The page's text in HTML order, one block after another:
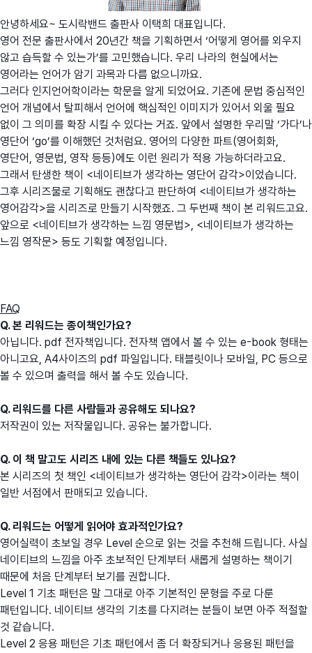
안녕하세요~ 도시락밴드 출판사 이택희 대표입니다.
영어 전문 출판사에서 20년간 책을 기획하면서 ‘어떻게 영어를 외우지
않고 습득할 수 있는가’를 고민했습니다. 우리 나라의 현실에서는
영어라는 언어가 암기 과목과 다름 없으니까요.
그러다 인지언어학이라는 학문을 알게 되었어요. 기존에 문법 중심적인
언어 개념에서 탈피해서 언어에 핵심적인 이미지가 있어서 외울 필요
없이 그 의미를 확장 시킬 수 있다는 거죠. 앞에서 설명한 우리말 ‘가다’나
영단어 ‘go’를 이해했던 것처럼요. 영어의 다양한 파트(영어회화,
영단어, 영문법, 영작 등등)에도 이런 원리가 적용 가능하더라고요.
그래서 탄생한 책이 <네이티브가 생각하는 영단어 감각>이었습니다.
그후 시리즈물로 기획해도 괜찮다고 판단하여 <네이티브가 생각하는
영어감각>을 시리즈로 만들기 시작했죠. 그 두번째 책이 본 리워드고요.
앞으로 <네이티브가 생각하는 느낌 영문법>, <네이티브가 생각하는
느낌 영작문> 등도 기획할 예정입니다.
FAQ
Q. 본 리워드는 종이책인가요?
아닙니다. pdf 전자책입니다. 전자책 앱에서 볼 수 있는 e-book 형태는
아니고요, A4사이즈의 pdf 파일입니다. 태블릿이나 모바일, PC 등으로
볼 수 있으며 출력을 해서 볼 수도 있습니다.
Q. 리워드를 다른 사람들과 공유해도 되나요?
저작권이 있는 저작물입니다. 공유는 불가합니다.
Q. 이 책 말고도 시리즈 내에 있는 다른 책들도 있나요?
본 시리즈의 첫 책인 <네이티브가 생각하는 영단어 감각>이라는 책이
일반 서점에서 판매되고 있습니다.
Q. 리워드는 어떻게 읽어야 효과적인가요?
영어실력이 초보일 경우 Level 순으로 읽는 것을 추천해 드립니다. 사실
네이티브의 느낌을 아주 초보적인 단계부터 새롭게 설명하는 책이기
때문에 처음 단계부터 보기를 권합니다.
Level 1 기초 패턴은 말 그대로 아주 기본적인 문형을 주로 다룬
패턴입니다. 네이티브 생각의 기초를 다지려는 분들이 보면 아주 적절할
것 같습니다.
Level 2 응용 패턴은 기초 패턴에서 좀 더 확장되거나 응용된 패턴을